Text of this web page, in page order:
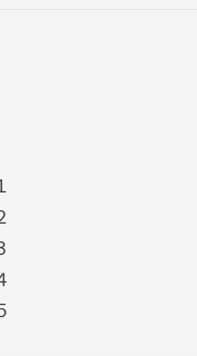
言，不計難題與代價
照料過程由你選擇，
剷屎官、歐美影視愛
： M.貓子今日依舊喵